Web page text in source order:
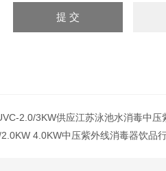
2.0/3KW供应江苏泳池水消毒中压
4.0KW中压紫外线消毒器饮品